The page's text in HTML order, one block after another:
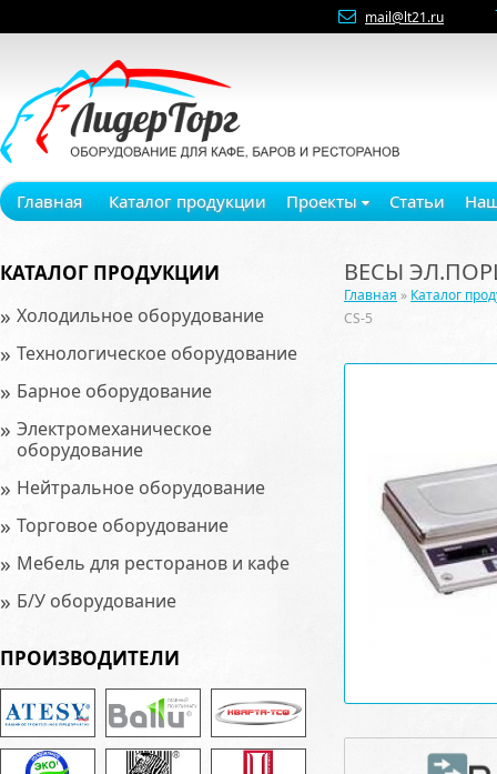
mail@lt21.ru
Главная Каталог продукции Проекты Статьи
КАТАЛОГ ПРОДУКЦИИ
» Холодильное оборудование
» Технологическое оборудование
» Барное оборудование
» Электромеханическое
оборудование
» Нейтральное оборудование
» Торговое оборудование
» Мебель для ресторанов и кафе
» Б/У оборудование
ПРОИЗВОДИТЕЛИ
ВЕСЫ
Главная » Каталог
CS-5